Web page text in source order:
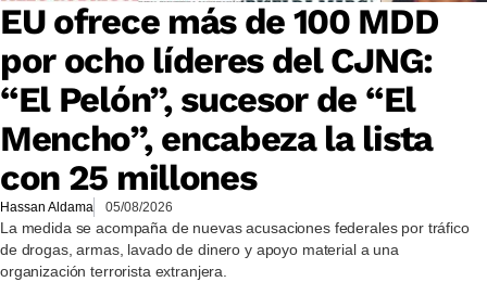
EU ofrece más de 100 MDD
por ocho líderes del CJNG:
“El Pelón”, sucesor de “El
Mencho”, encabeza la lista
con 25 millones
Hassan Aldama 05/08/2026
La medida se acompaña de nuevas acusaciones federales por tráfico
de drogas, armas, lavado de dinero y apoyo material a una
organización terrorista extranjera.